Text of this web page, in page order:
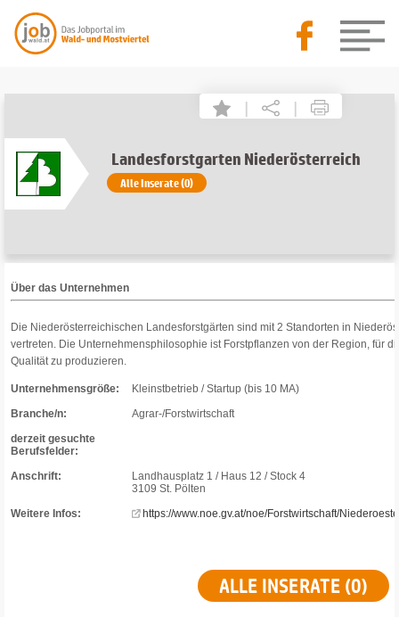
| |
Landesforstgarten Niederösterreich
Alle Inserate (0)
Über das Unternehmen
Die Niederösterreichischen Landesforstgärten sind mit 2 Standorten in
vertreten. Die Unternehmensphilosophie ist Forstpflanzen von der Region, für
Qualität zu produzieren.
Unternehmensgröße:
Kleinstbetrieb / Startup (bis 10 MA)
Branche/n:
Agrar-/Forstwirtschaft
derzeit gesuchte
Berufsfelder:
Anschrift:
Landhausplatz 1 / Haus 12 / Stock 4
3109 St. Pölten
Weitere Infos:
https://www.noe.gv.at/noe/Forstwirtschaft/
ALLE INSERATE (0)